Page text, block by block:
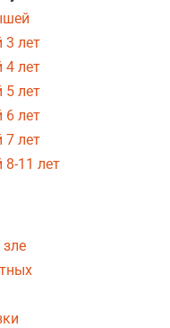
3 лет
4 лет
5 лет
6 лет
7 лет
8-11 лет